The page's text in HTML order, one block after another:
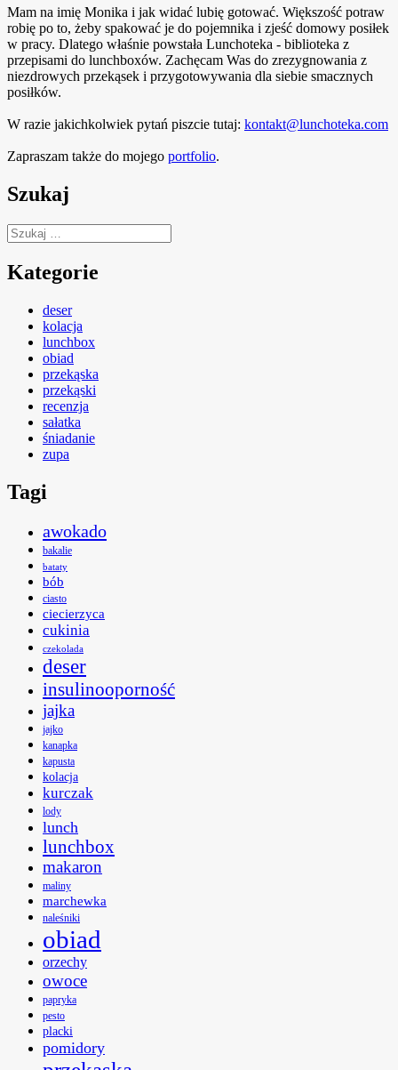
Mam na imię Monika i jak widać lubię gotować. Większość potraw
robię po to, żeby spakować je do pojemnika i zjeść domowy posiłek
w pracy. Dlatego właśnie powstała Lunchoteka - biblioteka z
przepisami do lunchboxów. Zachęcam Was do zrezygnowania z
niezdrowych przekąsek i przygotowywania dla siebie smacznych
posiłków.
W razie jakichkolwiek pytań piszcie tutaj: kontakt@lunchoteka.com
Zapraszam także do mojego portfolio.
Szukaj
Szukaj:
Kategorie
deser
kolacja
lunchbox
obiad
przekąska
przekąski
recenzja
sałatka
śniadanie
zupa
Tagi
awokado
bakalie
bataty
bób
ciasto
ciecierzyca
cukinia
czekolada
deser
insulinooporność
jajka
jajko
kanapka
kapusta
kolacja
kurczak
lody
lunch
lunchbox
makaron
maliny
marchewka
naleśniki
obiad
orzechy
owoce
papryka
pesto
placki
pomidory